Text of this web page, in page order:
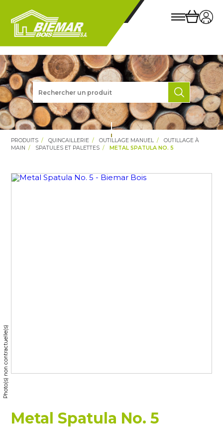
PRODUITS QUINCAILLERIE OUTILLAGE MANUEL
OUTILLAGE À
MAIN
SPATULES ET PALETTES METAL SPATULA NO. 5
Photo(s) non contractuelle(s)
Metal Spatula No. 5